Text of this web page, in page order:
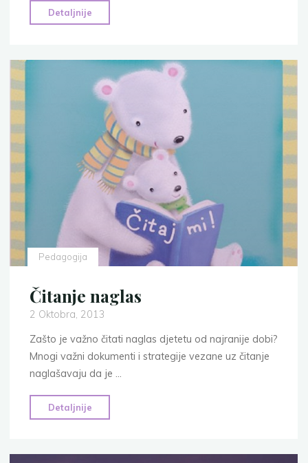
Detaljnije
motivirati
na
učenje?
–
10
savjeta"
Pedagogija
Čitanje naglas
2 Oktobra, 2013
Zašto je važno čitati naglas djetetu od najranije dobi?
Mnogi važni dokumenti i strategije vezane uz čitanje
naglašavaju da je …
Detaljnije
naglas"